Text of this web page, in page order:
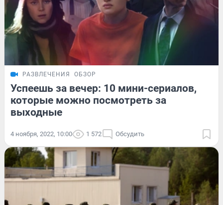
РАЗВЛЕЧЕНИЯ ОБЗОР
Успеешь за вечер: 10 мини-сериалов,
которые можно посмотреть за
выходные
4 ноября, 2022, 10:00 1 572 Обсудить